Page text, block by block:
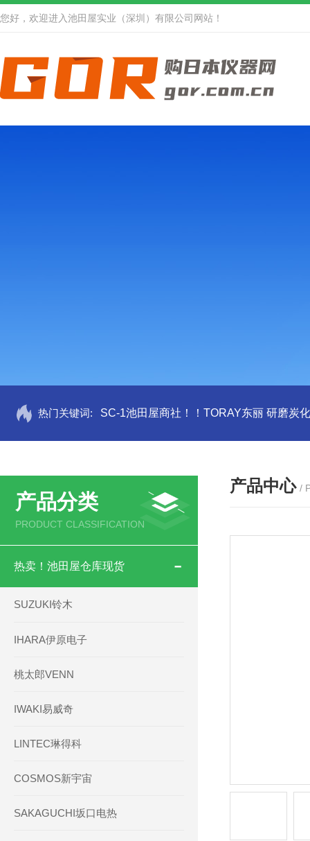
您好，欢迎进入池田屋实业（深圳）有限公司网站！
热门关键词: SC-1池田屋商社！！TORAY东丽 研磨炭
产品分类
PRODUCT CLASSIFICATION
热卖！池田屋仓库现货
SUZUKI铃木
IHARA伊原电子
桃太郎VENN
IWAKI易威奇
LINTEC琳得科
COSMOS新宇宙
SAKAGUCHI坂口电热
产品中心 /